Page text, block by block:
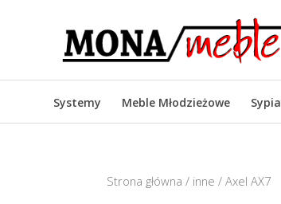
Systemy Meble Młodzieżowe
Strona główna / inne / Axel AX7